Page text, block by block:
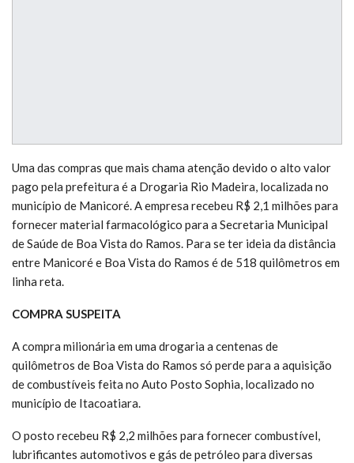
Uma das compras que mais chama atenção devido o alto valor
pago pela prefeitura é a Drogaria Rio Madeira, localizada no
município de Manicoré. A empresa recebeu R$ 2,1 milhões para
fornecer material farmacológico para a Secretaria Municipal
de Saúde de Boa Vista do Ramos. Para se ter ideia da distância
entre Manicoré e Boa Vista do Ramos é de 518 quilômetros em
linha reta.
COMPRA SUSPEITA
A compra milionária em uma drogaria a centenas de
quilômetros de Boa Vista do Ramos só perde para a aquisição
de combustíveis feita no Auto Posto Sophia, localizado no
município de Itacoatiara.
O posto recebeu R$ 2,2 milhões para fornecer combustível,
lubrificantes automotivos e gás de petróleo para diversas